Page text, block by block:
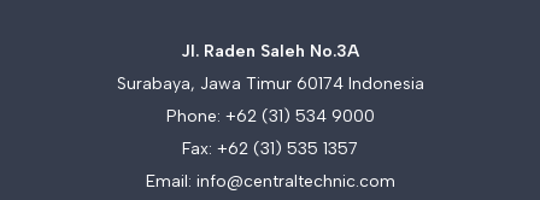
Jl. Raden Saleh No.3A
Surabaya, Jawa Timur 60174 Indonesia
Phone: +62 (31) 534 9000
Fax: +62 (31) 535 1357
Email: info@centraltechnic.com